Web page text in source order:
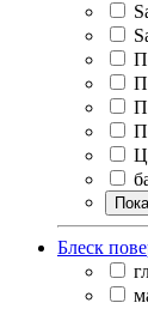
Блеск